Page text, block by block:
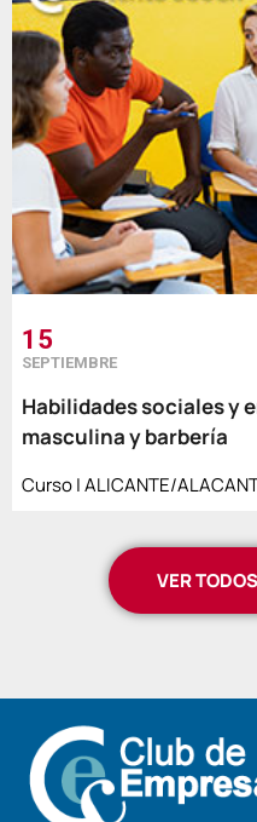
15
SEPTIEMBRE
Habilidades sociales y
masculina y barbería
Curso | ALICANTE/
VER